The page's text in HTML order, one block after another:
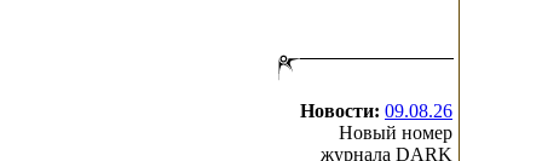
Новости: 09.08.26
Новый номер
журнала DARK